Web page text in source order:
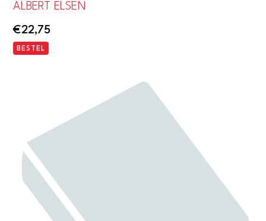
ALBERT ELSEN
€22,75
BESTEL